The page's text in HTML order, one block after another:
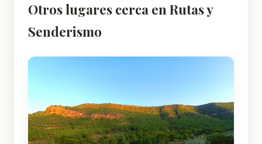
Otros lugares cerca en Rutas y
Senderismo